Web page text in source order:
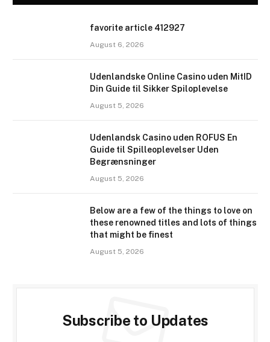
favorite article 412927
August 6, 2026
Udenlandske Online Casino uden MitID
Din Guide til Sikker Spiloplevelse
August 5, 2026
Udenlandsk Casino uden ROFUS En
Guide til Spilleoplevelser Uden
Begrænsninger
August 5, 2026
Below are a few of the things to love on
these renowned titles and lots of things
that might be finest
August 5, 2026
Subscribe to Updates